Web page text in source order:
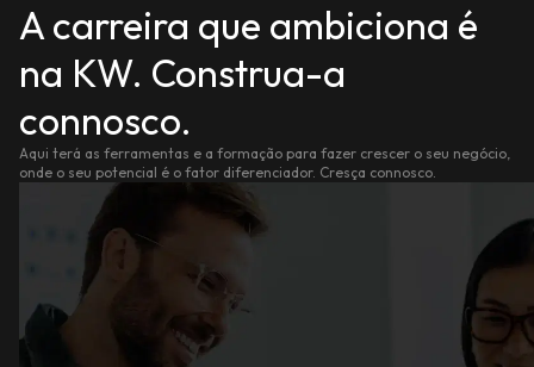
A carreira que ambiciona é
na KW. Construa-a
connosco.
Aqui terá as ferramentas e a formação para fazer crescer o seu negócio,
onde o seu potencial é o fator diferenciador. Cresça connosco.